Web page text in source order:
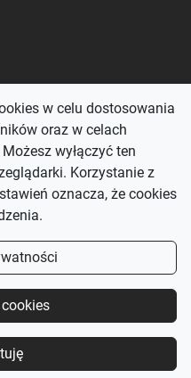
w celu dostosowania
oraz w celach
wyłączyć ten
Korzystanie z
oznacza, że cookies
2023